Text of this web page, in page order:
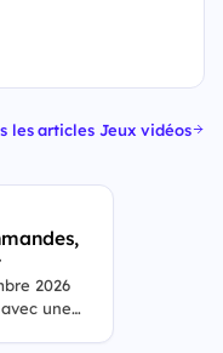
les articles Jeux vidéos
2026
une